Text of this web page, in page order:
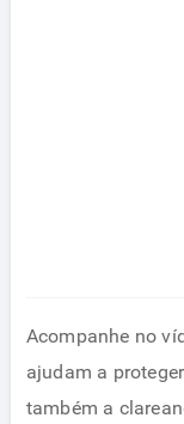
Acompanhe no
ajudam a
também a